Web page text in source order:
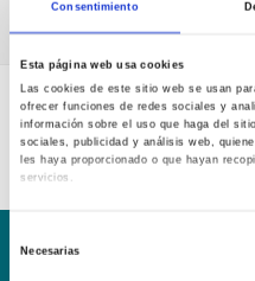
Consentimiento
Esta página web usa cookies
Las cookies de este sitio web se usan
ofrecer funciones de redes sociales y
información sobre el uso que haga del
sociales, publicidad y análisis web,
les haya proporcionado o que hayan
servicios.
Necesarias
Calendario examenes
Calendario examenes 1 curso 2019-